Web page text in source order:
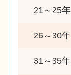
21～25年
26～30年
31～35年